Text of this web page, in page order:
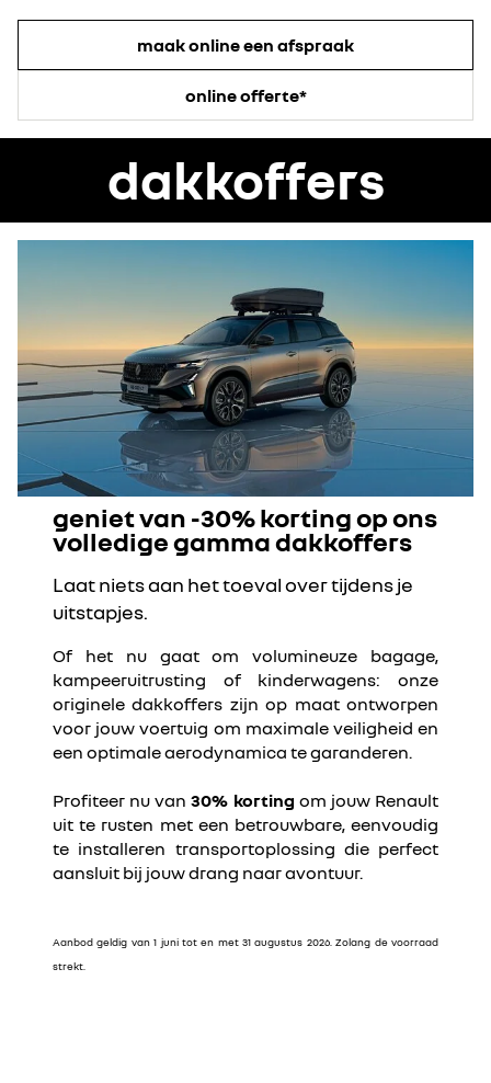
maak online een afspraak
online offerte*
dakkoffers
geniet van -30% korting op ons
volledige gamma dakkoffers
Laat niets aan het toeval over tijdens je
uitstapjes.
Of het nu gaat om volumineuze bagage,
kampeeruitrusting of kinderwagens: onze
originele dakkoffers zijn op maat ontworpen
voor jouw voertuig om maximale veiligheid en
een optimale aerodynamica te garanderen.
Profiteer nu van30% korting om jouw Renault
uit te rusten met een betrouwbare, eenvoudig
te installeren transportoplossing die perfect
aansluit bij jouw drang naar avontuur.
Aanbod geldig van 1 juni tot en met 31 augustus 2026. Zolang de voorraad
strekt.